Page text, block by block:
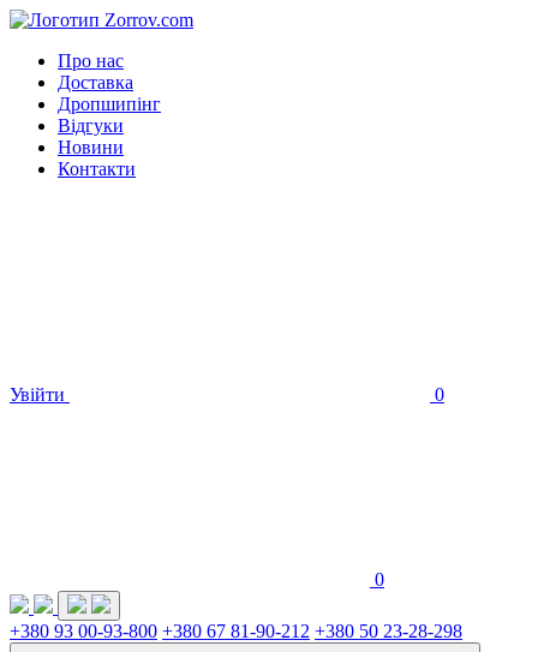
Про нас
Доставка
Дропшипінг
Відгуки
Новини
Контакти
Увійти 0
0
+380 93 00-93-800 +380 67 81-90-212 +380 50 23-28-298